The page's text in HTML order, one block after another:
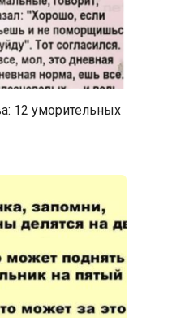
12 уморительных